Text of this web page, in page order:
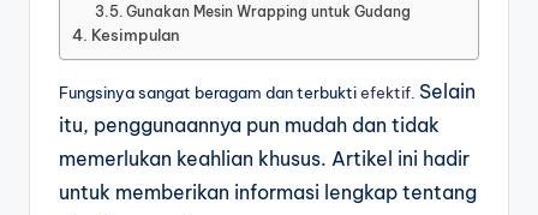
Gunakan Mesin Wrapping untuk Gudang
Kesimpulan
Fungsinya sangat beragam dan terbuktiefektif. Selain
itu, penggunaannya pun mudah dan tidak
memerlukan keahlian khusus. Artikel ini hadir
untuk memberikan informasi lengkap tentang